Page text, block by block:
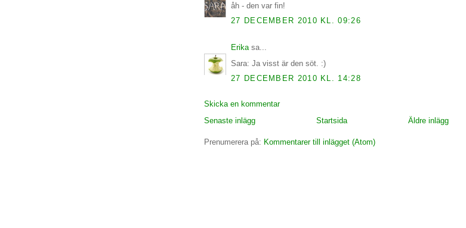
åh - den var fin!
27 DECEMBER 2010 KL. 09:26
Erikasa...
Sara: Ja visst är den söt. :)
27 DECEMBER 2010 KL. 14:28
Skicka en kommentar
Senaste inlägg
Äldre inlägg
Startsida
Prenumerera på: Kommentarer till inlägget (Atom)